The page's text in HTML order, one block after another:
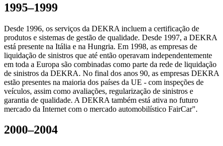
1995–1999
Desde 1996, os serviços da DEKRA incluem a certificação de
produtos e sistemas de gestão de qualidade. Desde 1997, a DEKRA
está presente na Itália e na Hungria. Em 1998, as empresas de
liquidação de sinistros que até então operavam independentemente
em toda a Europa são combinadas como parte da rede de liquidação
de sinistros da DEKRA. No final dos anos 90, as empresas DEKRA
estão presentes na maioria dos países da UE - com inspeções de
veículos, assim como avaliações, regularização de sinistros e
garantia de qualidade. A DEKRA também está ativa no futuro
mercado da Internet com o mercado automobilístico FairCar".
2000–2004